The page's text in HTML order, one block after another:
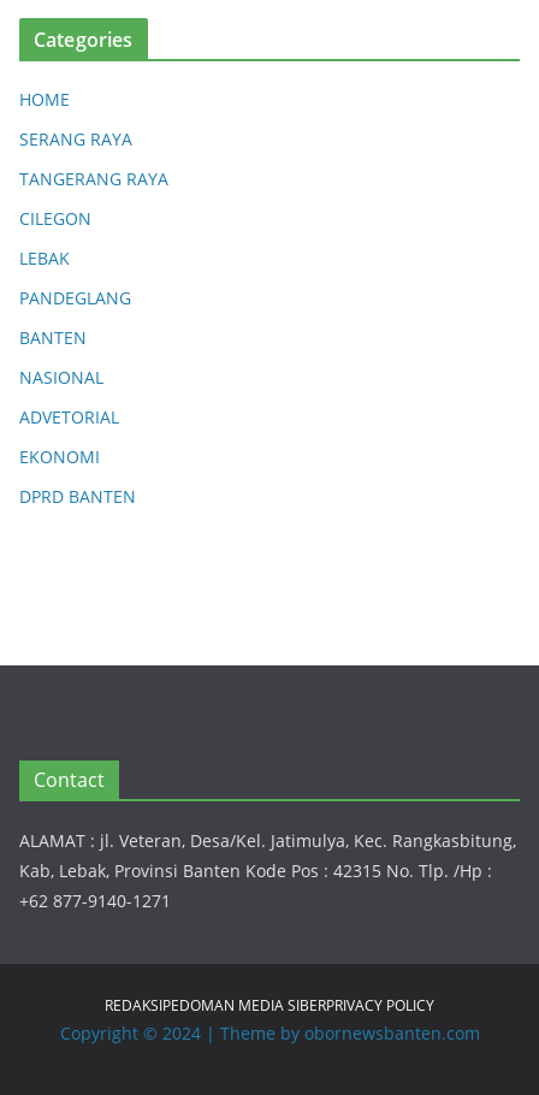
Categories
HOME
SERANG RAYA
TANGERANG RAYA
CILEGON
LEBAK
PANDEGLANG
BANTEN
NASIONAL
ADVETORIAL
EKONOMI
DPRD BANTEN
Contact
ALAMAT : jl. Veteran, Desa/Kel. Jatimulya, Kec. Rangkasbitung,
Kab, Lebak, Provinsi Banten Kode Pos : 42315 No. Tlp. /Hp :
+62 877-9140-1271
REDAKSIPEDOMAN MEDIA SIBERPRIVACY POLICY
Copyright © 2024 | Theme by obornewsbanten.com